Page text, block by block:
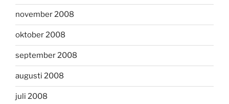
november 2008
oktober 2008
september 2008
augusti 2008
juli 2008